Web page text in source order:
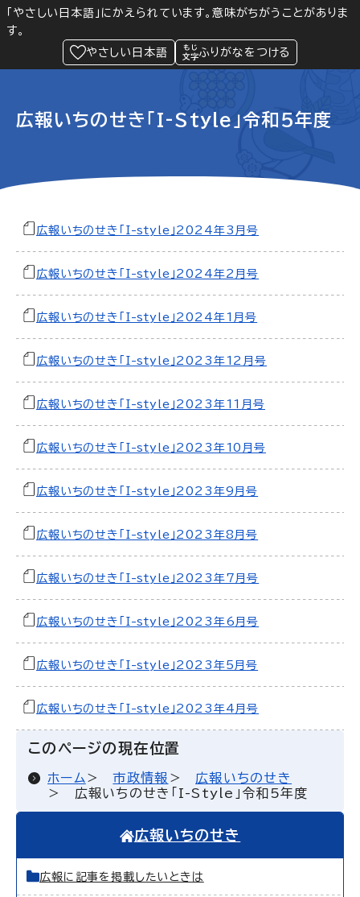
「やさしい日本語」にかえられています。意味がちがうことがありま
す。
やさしい日本語
ふりがなをつける
Language 閲覧支援
緊急情報
広報いちのせき「I-Style」令和5年度
広報いちのせき「I-style」2024年3月号
広報いちのせき「I-style」2024年2月号
広報いちのせき「I-style」2024年1月号
広報いちのせき「I-style」2023年12月号
広報いちのせき「I-style」2023年11月号
広報いちのせき「I-style」2023年10月号
広報いちのせき「I-style」2023年9月号
広報いちのせき「I-style」2023年8月号
広報いちのせき「I-style」2023年7月号
広報いちのせき「I-style」2023年6月号
広報いちのせき「I-style」2023年5月号
広報いちのせき「I-style」2023年4月号
このページの現在位置
ホーム 市政情報
広報いちのせき
広報いちのせき「I-Style」令和5年度
広報いちのせき
広報に記事を掲載したいときは